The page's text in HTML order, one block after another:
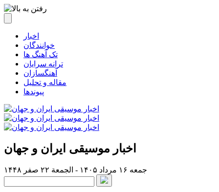
اخبار
خوانندگان
تک آهنگ ها
ترانه سرایان
آهنگسازان
مقاله و تحلیل
پیوندها
اخبار موسیقی ایران و جهان
جمعه ۱۶ مرداد ۱۴۰۵ - الجمعة ۲۲ صفر ۱۴۴۸